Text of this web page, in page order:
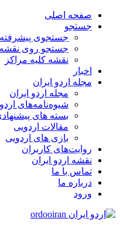
صفحه اصلی
جستجو
جستجوی پیشرفته
جستجو روی نقشه
نقشه کلیه مراکز
اخبار
مجله اردو ایران
مجله اردو ایران
شیوه‌نامه‌های
بسته های
مقالات اردویی
بازی های اردویی
روایت‌های کاربران
نقشه اردو ایران
تماس با ما
درباره ما
ورود